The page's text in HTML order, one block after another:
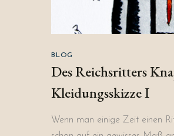
BLOG
Des Reichsritters
Kleidungsskizze I
Wenn man einige Zeit einen